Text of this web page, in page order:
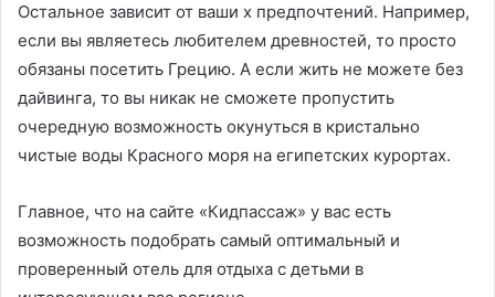
Остальное зависит от ваши х предпочтений. Например,
если вы являетесь любителем древностей, то просто
обязаны посетить Грецию. А если жить не можете без
дайвинга, то вы никак не сможете пропустить
очередную возможность окунуться в кристально
чистые воды Красного моря на египетских курортах.
Главное, что на сайте «Кидпассаж» у вас есть
возможность подобрать самый оптимальный и
проверенный отель для отдыха с детьми в